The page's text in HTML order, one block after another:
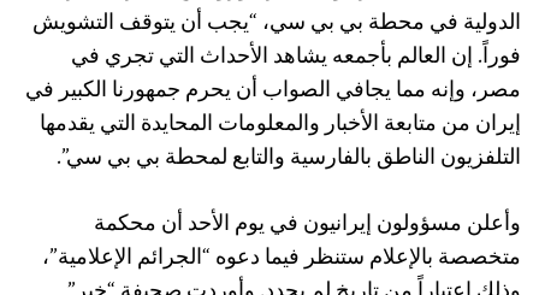
الدولية في محطة بي بي سي، “يجب أن يتوقف التشويش
فوراً. إن العالم بأجمعه يشاهد الأحداث التي تجري في
مصر، وإنه مما يجافي الصواب أن يحرم جمهورنا الكبير في
إيران من متابعة الأخبار والمعلومات المحايدة التي يقدمها
التلفزيون الناطق بالفارسية والتابع لمحطة بي بي سي”.
وأعلن مسؤولون إيرانيون في يوم الأحد أن محكمة
متخصصة بالإعلام ستنظر فيما دعوه “الجرائم الإعلامية”،